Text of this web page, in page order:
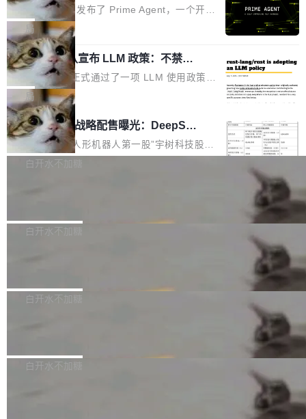
r Day）将在杭州启航。活动面向智能硬件产业
链企业和开发者，邀请行业专家与资深技术顾
问，围绕开源鸿蒙技术能力、设备适配、芯片适
配、功耗与稳定性调优、兼容性测评及统一互联
等内容展开系统讲解和实战交流，帮助企业进一
步了解开源鸿蒙在智能...
opilot coding agent 全部受影响。从检测到完全
恢复，大约 12 小时。 这是 2026 年 8 月的第六
起事故，其中四起与 AI/Copilot 服务相关。 Git
Hub 员工 kdaigle 在 HN 讨论中贴出了一组数
据：2025 年全年 10 亿次 commit。现在，每周
2.75 亿次，全年预计 140 亿次。GitHub...
进的编程 Agent，ARC-AGI 3 超越人类
专家基线
Prime Intellect 发布了 Prime Agent，一个开源
的编程 Agent Harness，核心设计围绕两个抽
象：Recursive Language Model（RLM）和 C
ontinual Harness。在 ARC-AGI 3 基准测试
上，Prime Agent + Opus 5 的组合达到了 95.
5% RHAE Best@1，超过了 ARC 报告的人类专
家基线 95.4%。 不是又一个 coding agent 包装
器 Prime Agent 的架构和市面上大多数 coding
agent 有本质区别。大多数 agent harness 的设
计是基于早期模型的能力—...
局
Rust 项目团队宣布 LLM 政策：不禁
止，但你要承认哪些代码不是你写的
Rust 语言项目正式通过了一项 LLM 使用政策，
覆盖 rust-lang/rust 单一仓库的代码贡献。这不
是项目级别的官方立场，目前由五个团队采纳，
但它可能是主流开源项目中关于 AI 辅助贡献最
细致的一份规则。 政策的核心只有一句话：LLM
可以用来分析、提炼、审阅、建议，但不能用来
不得生成涉及安全性的关键变更，除非作者本身
局
宇树科技 IPO 战略配售曝光：DeepSe
ek 获配 93.3 万股，锁定 36 个月
8月6日晚间，“人形机器人第一股”宇树科技股份
有限公司披露IPO发行价格及战略配售结果，杭
36个月。 公告显示，本次宇树科技战略配售对
员工参与设立的专项资产管理计划。其中，Dee
获配9...
白开水不加糖
Bug fixes and enhancements 修复多次传递同
一个回归问题，该问题导致拉取镜像时会拒绝包
题，该问题可能导致在旧版 Linux 内核...
白开水不加糖
e 孵化器项目管理委员会（IPMC）投票中获得
P）！这一里程碑不仅标志着 Fluss 迈入新的发
白开水不加糖
长期停止内容更新，未能实现其作为“AI版维基百
白开水不加糖